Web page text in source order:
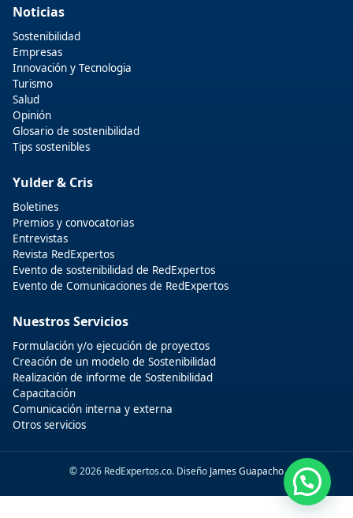
Noticias
Sostenibilidad
Empresas
Innovación y Tecnologia
Turismo
Salud
Opinión
Glosario de sostenibilidad
Tips sostenibles
Yulder & Cris
Boletines
Premios y convocatorias
Entrevistas
Revista RedExpertos
Evento de sostenibilidad de RedExpertos
Evento de Comunicaciones de RedExpertos
Nuestros Servicios
Formulación y/o ejecución de proyectos
Creación de un modelo de Sostenibilidad
Realización de informe de Sostenibilidad
Capacitación
Comunicación interna y externa
Otros servicios
© 2026 RedExpertos.co. Diseño James Guapacho